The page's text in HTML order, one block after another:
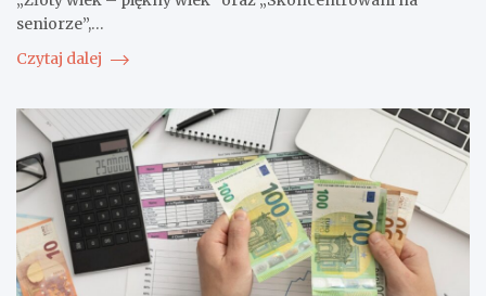
seniorze”,…
Czytaj dalej